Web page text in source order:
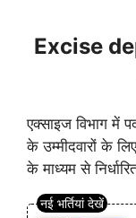
Excise
एक्साइज विभाग में
के उम्मीदवारों के
के माध्यम से